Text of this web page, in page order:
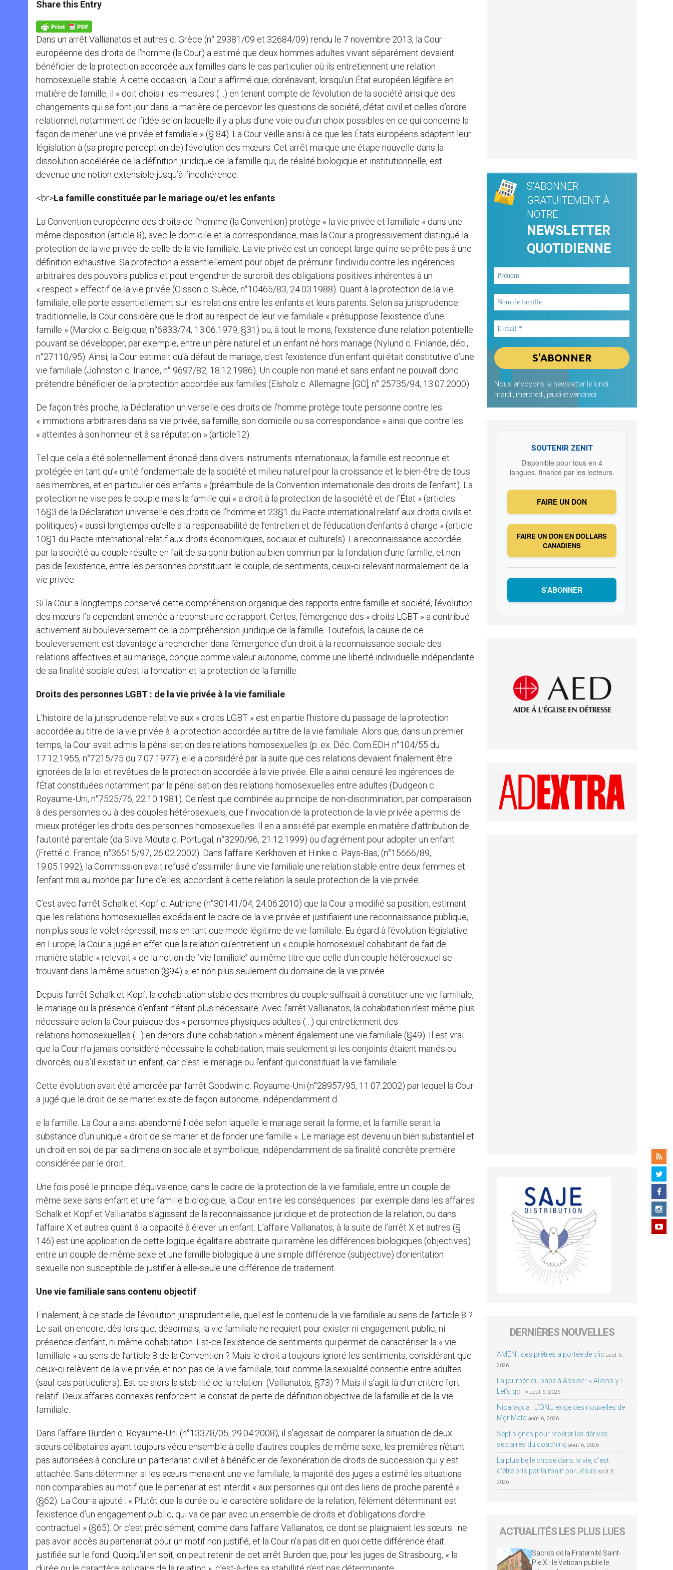
s
p
p
e
g
e
r
b
k
Share this Entry
Dans un arrêt Vallianatos et autres c. Grèce (n° 29381/09 et 32684/09) rendu le 7 novembre 2013, la Cour
européenne des droits de l’homme (la Cour) a estimé que deux hommes adultes vivant séparément devaient
bénéficier de la protection accordée aux familles dans le cas particulier où ils entretiennent une relation
homosexuelle stable. À cette occasion, la Cour a affirmé que, dorénavant, lorsqu’un État européen légifère en
matière de famille, il « doit choisir les mesures (…) en tenant compte de l’évolution de la société ainsi que des
changements qui se font jour dans la manière de percevoir les questions de société, d’état civil et celles d’ordre
relationnel, notamment de l’idée selon laquelle il y a plus d’une voie ou d’un choix possibles en ce qui concerne la
façon de mener une vie privée et familiale » (§ 84). La Cour veille ainsi à ce que les États européens adaptent leur
législation à (sa propre perception de) l’évolution des mœurs. Cet arrêt marque une étape nouvelle dans la
dissolution accélérée de la définition juridique de la famille qui, de réalité biologique et institutionnelle, est
devenue une notion extensible jusqu’à l’incohérence.
<br>La famille constituée par le mariage ou/et les enfants
La Convention européenne des droits de l’homme (la Convention) protège « la vie privée et familiale » dans une
même disposition (article 8), avec le domicile et la correspondance, mais la Cour a progressivement distingué la
protection de la vie privée de celle de la vie familiale. La vie privée est un concept large qui ne se prête pas à une
définition exhaustive. Sa protection a essentiellement pour objet de prémunir l’individu contre les ingérences
arbitraires des pouvoirs publics et peut engendrer de surcroît des obligations positives inhérentes à un
« respect » effectif de la vie privée (Olsson c. Suède, n°10465/83, 24.03.1988). Quant à la protection de la vie
familiale, elle porte essentiellement sur les relations entre les enfants et leurs parents. Selon sa jurisprudence
traditionnelle, la Cour considère que le droit au respect de leur vie familiale « présuppose l’existence d’une
famille » (Marckx c. Belgique, n°6833/74, 13.06.1979, §31) ou, à tout le moins, l’existence d’une relation potentielle
pouvant se développer, par exemple, entre un père naturel et un enfant né hors mariage (Nylund c. Finlande, déc.,
n°27110/95). Ainsi, la Cour estimait qu’à défaut de mariage, c’est l’existence d’un enfant qui était constitutive d’une
vie familiale (Johnston c. Irlande, n° 9697/82, 18.12.1986). Un couple non marié et sans enfant ne pouvait donc
prétendre bénéficier de la protection accordée aux familles (Elsholz c. Allemagne [GC], n° 25735/94, 13.07.2000).
De façon très proche, la Déclaration universelle des droits de l’homme protège toute personne contre les
« immixtions arbitraires dans sa vie privée, sa famille, son domicile ou sa correspondance » ainsi que contre les
« atteintes à son honneur et à sa réputation » (article12).
Tel que cela a été solennellement énoncé dans divers instruments internationaux, la famille est reconnue et
protégée en tant qu’« unité fondamentale de la société et milieu naturel pour la croissance et le bien-être de tous
ses membres, et en particulier des enfants » (préambule de la Convention internationale des droits de l’enfant). La
protection ne vise pas le couple mais la famille qui « a droit à la protection de la société et de l’État » (articles
16§3 de la Déclaration universelle des droits de l’homme et 23§1 du Pacte international relatif aux droits civils et
politiques) « aussi longtemps qu’elle a la responsabilité de l’entretien et de l’éducation d’enfants à charge » (article
10§1 du Pacte international relatif aux droits économiques, sociaux et culturels). La reconnaissance accordée
par la société au couple résulte en fait de sa contribution au bien commun par la fondation d’une famille, et non
pas de l’existence, entre les personnes constituant le couple, de sentiments, ceux-ci relevant normalement de la
vie privée.
Si la Cour a longtemps conservé cette compréhension organique des rapports entre famille et société, l’évolution
des mœurs l’a cependant amenée à reconstruire ce rapport. Certes, l’émergence des « droits LGBT » a contribué
activement au bouleversement de la compréhension juridique de la famille. Toutefois, la cause de ce
bouleversement est davantage à rechercher dans l’émergence d’un droit à la reconnaissance sociale des
relations affectives et au mariage, conçue comme valeur autonome, comme une liberté individuelle indépendante
de sa finalité sociale qu’est la fondation et la protection de la famille.
Droits des personnes LGBT : de la vie privée à la vie familiale
L’histoire de la jurisprudence relative aux « droits LGBT » est en partie l’histoire du passage de la protection
accordée au titre de la vie privée à la protection accordée au titre de la vie familiale. Alors que, dans un premier
temps, la Cour avait admis la pénalisation des relations homosexuelles (p. ex. Déc. Com.EDH n°104/55 du
17.12.1955, n°7215/75 du 7.07.1977), elle a considéré par la suite que ces relations devaient finalement être
ignorées de la loi et revêtues de la protection accordée à la vie privée. Elle a ainsi censuré les ingérences de
l’État constituées notamment par la pénalisation des relations homosexuelles entre adultes (Dudgeon c.
Royaume-Uni, n°7525/76, 22.10.1981). Ce n’est que combinée au principe de non-discrimination, par comparaison
à des personnes ou à des couples hétérosexuels, que l’invocation de la protection de la vie privée a permis de
mieux protéger les droits des personnes homosexuelles. Il en a ainsi été par exemple en matière d’attribution de
l’autorité parentale (da Silva Mouta c. Portugal, n°3290/96, 21.12.1999) ou d’agrément pour adopter un enfant
(Fretté c. France, n°36515/97, 26.02.2002). Dans l’affaire Kerkhoven et Hinke c. Pays-Bas, (n°15666/89,
19.05.1992), la Commission avait refusé d’assimiler à une vie familiale une relation stable entre deux femmes et
l’enfant mis au monde par l’une d’elles, accordant à cette relation la seule protection de la vie privée.
C’est avec l’arrêt Schalk et Kopf c. Autriche (n°30141/04, 24.06.2010) que la Cour a modifié sa position, estimant
que les relations homosexuelles excédaient le cadre de la vie privée et justifiaient une reconnaissance publique,
non plus sous le volet répressif, mais en tant que mode légitime de vie familiale. Eu égard à l’évolution législative
en Europe, la Cour a jugé en effet que la relation qu’entretient un « couple homosexuel cohabitant de fait de
manière stable » relevait « de la notion de ‘’vie familiale’’ au même titre que celle d’un couple hétérosexuel se
trouvant dans la même situation (§94) », et non plus seulement du domaine de la vie privée.
Depuis l’arrêt Schalk et Kopf, la cohabitation stable des membres du couple suffisait à constituer une vie familiale,
le mariage ou la présence d’enfant n’étant plus nécessaire. Avec l’arrêt Vallianatos, la cohabitation n’est même plus
nécessaire selon la Cour puisque des « personnes physiques adultes (…) qui entretiennent des
relations homosexuelles (…) en dehors d’une cohabitation » mènent également une vie familiale (§49). Il est vrai
que la Cour n’a jamais considéré nécessaire la cohabitation, mais seulement si les conjoints étaient mariés ou
divorcés, ou s’il existait un enfant, car c’est le mariage ou l’enfant qui constituait la vie familiale.
Cette évolution avait été amorcée par l’arrêt Goodwin c. Royaume-Uni (n°28957/95, 11.07.2002) par lequel la Cour
a jugé que le droit de se marier existe de façon autonome, indépendamment d
e la famille. La Cour a ainsi abandonné l’idée selon laquelle le mariage serait la forme, et la famille serait la
substance d’un unique « droit de se marier et de fonder une famille ». Le mariage est devenu un bien substantiel et
un droit en soi, de par sa dimension sociale et symbolique, indépendamment de sa finalité concrète première
considérée par le droit.
Une fois posé le principe d’équivalence, dans le cadre de la protection de la vie familiale, entre un couple de
même sexe sans enfant et une famille biologique, la Cour en tire les conséquences : par exemple dans les affaires
Schalk et Kopf et Vallianatos s’agissant de la reconnaissance juridique et de protection de la relation, ou dans
l’affaire X et autres quant à la capacité à élever un enfant. L’affaire Vallianatos, à la suite de l’arrêt X et autres (§
146) est une application de cette logique égalitaire abstraite qui ramène les différences biologiques (objectives)
entre un couple de même sexe et une famille biologique à une simple différence (subjective) d’orientation
sexuelle non susceptible de justifier à elle-seule une différence de traitement.
Une vie familiale sans contenu objectif
Finalement, à ce stade de l’évolution jurisprudentielle, quel est le contenu de la vie familiale au sens de l’article 8 ?
Le sait-on encore, dès lors que, désormais, la vie familiale ne requiert pour exister ni engagement public, ni
présence d’enfant, ni même cohabitation. Est-ce l’existence de sentiments qui permet de caractériser la « vie
familliale » au sens de l’article 8 de la Convention ? Mais le droit a toujours ignoré les sentiments, considérant que
ceux-ci relèvent de la vie privée, et non pas de la vie familiale, tout comme la sexualité consentie entre adultes
(sauf cas particuliers). Est-ce alors la stabilité de la relation (Vallianatos, §73) ? Mais il s’agit-là d’un critère fort
relatif. Deux affaires connexes renforcent le constat de perte de définition objective de la famille et de la vie
familiale.
Dans l’affaire Burden c. Royaume-Uni (n°13378/05, 29.04.2008), il s’agissait de comparer la situation de deux
sœurs célibataires ayant toujours vécu ensemble à celle d’autres couples de même sexe, les premières n’étant
pas autorisées à conclure un partenariat civil et à bénéficier de l’exonération de droits de succession qui y est
attachée. Sans déterminer si les sœurs menaient une vie familiale, la majorité des juges a estimé les situations
non comparables au motif que le partenariat est interdit « aux personnes qui ont des liens de proche parenté »
(§62). La Cour a ajouté : « Plutôt que la durée ou le caractère solidaire de la relation, l’élément déterminant est
l’existence d’un engagement public, qui va de pair avec un ensemble de droits et d’obligations d’ordre
contractuel » (§65). Or c’est précisément, comme dans l’affaire Vallianatos, ce dont se plaignaient les sœurs : ne
pas avoir accès au partenariat pour un motif non justifié, et la Cour n’a pas dit en quoi cette différence était
justifiée sur le fond. Quoiqu’il en soit, on peut retenir de cet arrêt Burden que, pour les juges de Strasbourg, « la
S'ABONNER
GRATUITEMENT À
NOTRE
NEWSLETTER
QUOTIDIENNE
Nous envoyons la newsletter le lundi,
mardi, mercredi, jeudi et vendredi
SOUTENIR ZENIT
Disponible pour tous en 4
langues, financé par les lecteurs.
FAIRE UN DON
FAIRE UN DON EN DOLLARS
CANADIENS
S’ABONNER
DERNIÈRES NOUVELLES
AMEN : des prêtres à portée de clic août 6,
2026
La journée du pape à Assise : « Allons-y !
Let’s go ! » août 6, 2026
Nicaragua : L’ONU exige des nouvelles de
Mgr Mata août 6, 2026
Sept signes pour repérer les dérives
sectaires du coaching août 6, 2026
La plus belle chose dans la vie, c’est
d’être pris par la main par Jésus août 6,
2026
ACTUALITÉS LES PLUS LUES
Sacres de la Fraternité Saint-
Pie X : le Vatican publie le